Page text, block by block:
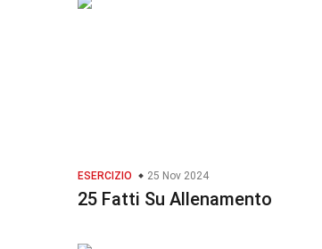
ESERCIZIO 25 Nov 2024
25 Fatti Su Allenamento